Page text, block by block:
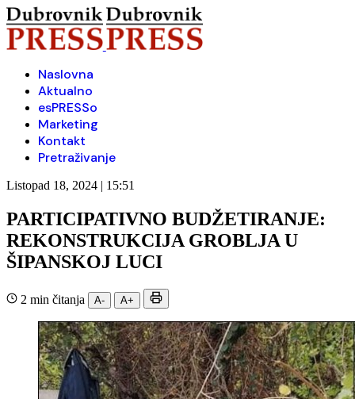
Naslovna
Aktualno
esPRESSo
Marketing
Kontakt
Pretraživanje
Listopad 18, 2024 | 15:51
PARTICIPATIVNO BUDŽETIRANJE:
REKONSTRUKCIJA GROBLJA U
ŠIPANSKOJ LUCI
2 min čitanja A- A+